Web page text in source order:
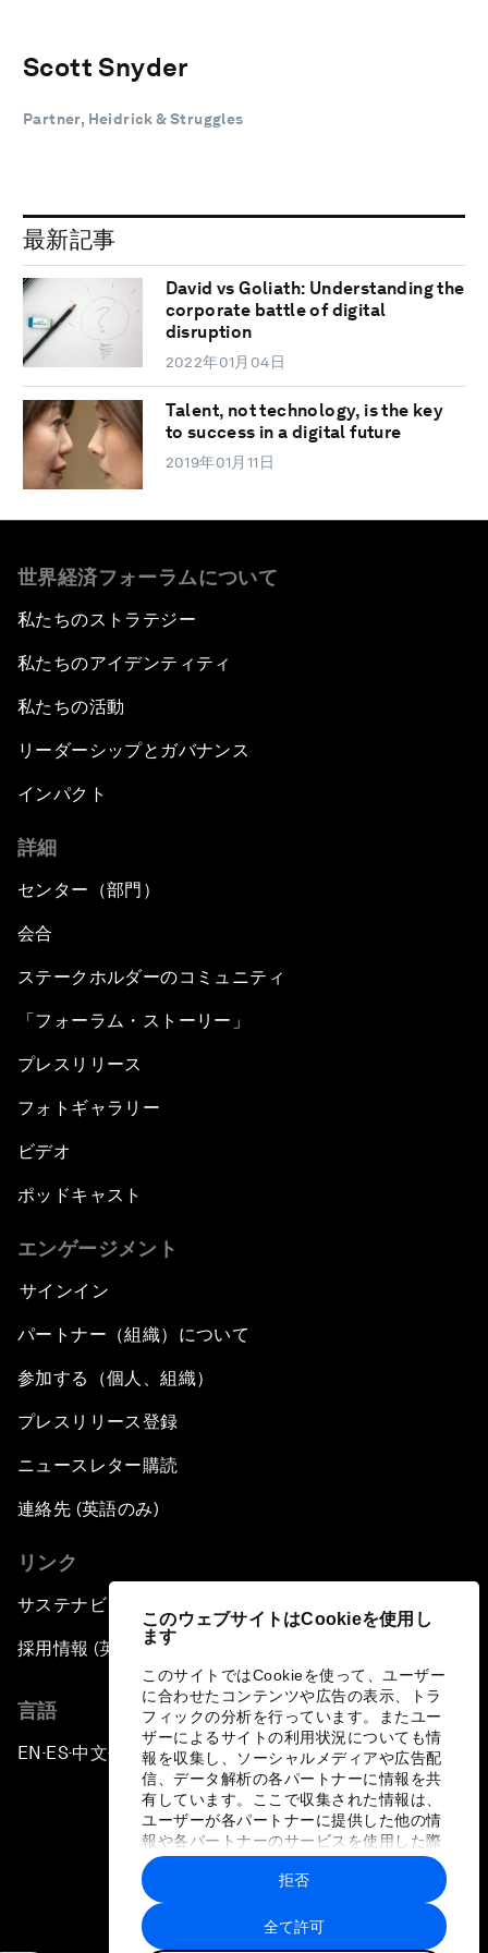
このウェブサイトはCookieを使用し
ます
このサイトではCookieを使って、ユーザー
に合わせたコンテンツや広告の表示、トラ
フィックの分析を行っています。またユー
ザーによるサイトの利用状況についても情
報を収集し、ソーシャルメディアや広告配
信、データ解析の各パートナーに情報を共
有しています。ここで収集された情報は、
ユーザーが各パートナーに提供した他の情
報や各パートナーのサービスを使用した際
に収集された情報と組み合わされ、各パー
トナーによって使用されることがありま
す。
全て許可
拒否
Scott Snyder
Partner, Heidrick & Struggles
最新記事
David vs Goliath: Understanding the
corporate battle of digital
disruption
2022年01月04日
Talent, not technology, is the key
to success in a digital future
2019年01月11日
世界経済フォーラムについて
私たちのストラテジー
私たちのアイデンティティ
私たちの活動
リーダーシップとガバナンス
インパクト
詳細
センター（部門）
会合
ステークホルダーのコミュニティ
「フォーラム・ストーリー」
プレスリリース
フォトギャラリー
ビデオ
ポッドキャスト
エンゲージメント
サインイン
パートナー（組織）について
参加する（個人、組織）
プレスリリース登録
ニュースレター購読
連絡先 (英語のみ)
リンク
サステナビリティへの取り組み
採用情報 (英語のみ)
言語
EN ▪ES▪中文▪ 日本語
プライバシーポリシーと利用規約
サイトマップ